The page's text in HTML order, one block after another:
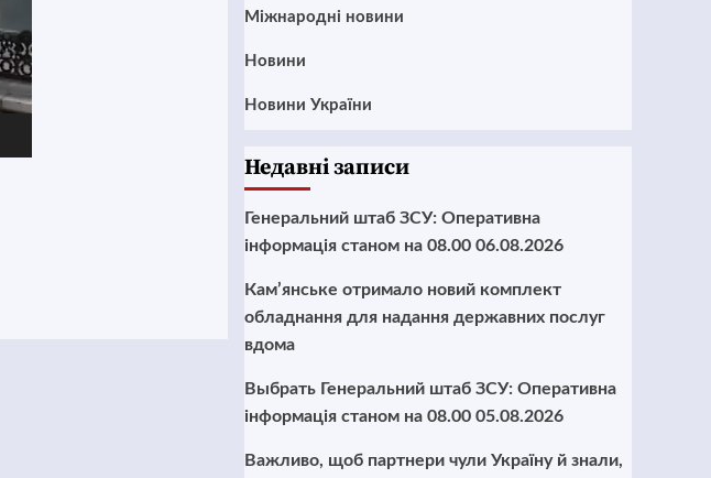
Міжнародні новини
Новини
Новини України
Недавні записи
Генеральний штаб ЗСУ: Оперативна
інформація станом на 08.00 06.08.2026
Кам’янське отримало новий комплект
обладнання для надання державних послуг
вдома
Выбрать Генеральний штаб ЗСУ: Оперативна
інформація станом на 08.00 05.08.2026
Важливо, щоб партнери чули Україну й знали,